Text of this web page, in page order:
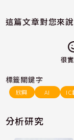
這篇文章對您來
很
標籤關鍵字
欣興 AI IC
分析研究